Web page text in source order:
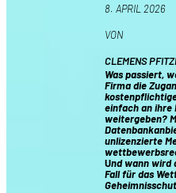
8. APRIL 2026
VON
CLEMENS
Was passiert,
Firma die
einfach an ihre
weitergeben?
unlizenzierte
Und wann wird
Fall für das